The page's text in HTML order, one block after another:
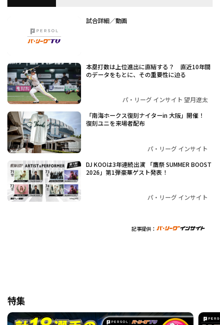
試合詳細／動画
本塁打数は上位進出に直結する？ 直近10年間
のデータをもとに、その重要性に迫る
パ・リーグ インサイト 望月遼太
「南海ホークス復刻ナイターin 大阪」開催！
復刻ユニを来場者配布
パ・リーグ インサイト
DJ KOOは3年連続出演 「鷹祭 SUMMER BOOST
2026」第1弾豪華ゲスト発表！
パ・リーグ インサイト
記事提供：
特集